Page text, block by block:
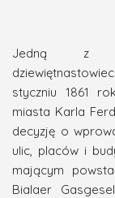
Jedną z
styczniu 1861
miasta Karla
decyzję o
ulic, placów i
mającym
Bialaer